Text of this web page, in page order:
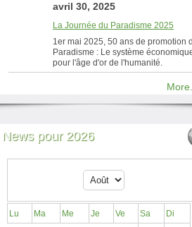
avril 30, 2025
La Journée du Paradisme 2025
1er mai 2025, 50 ans de promotion
Paradisme : Le système
pour l'âge d'or de l'humanité.
More...
News pour 2026
Lu Ma Me Je Ve Sa
Di